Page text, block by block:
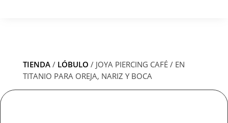
TIENDA/ LÓBULO / JOYA PIERCING CAFÉ / EN
TITANIO PARA OREJA, NARIZ Y BOCA